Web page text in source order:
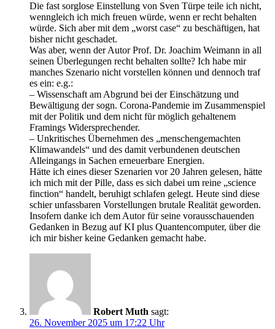
Die fast sorglose Einstellung von Sven Türpe teile ich nicht,
wenngleich ich mich freuen würde, wenn er recht behalten
würde. Sich aber mit dem „worst case“ zu beschäftigen, hat
bisher nicht geschadet.
Was aber, wenn der Autor Prof. Dr. Joachim Weimann in all
seinen Überlegungen recht behalten sollte? Ich habe mir
manches Szenario nicht vorstellen können und dennoch traf
es ein: e.g.:
– Wissenschaft am Abgrund bei der Einschätzung und
Bewältigung der sogn. Corona-Pandemie im Zusammenspiel
mit der Politik und dem nicht für möglich gehaltenem
Framings Widersprechender.
– Unkritisches Übernehmen des „menschengemachten
Klimawandels“ und des damit verbundenen deutschen
Alleingangs in Sachen erneuerbare Energien.
Hätte ich eines dieser Szenarien vor 20 Jahren gelesen, hätte
ich mich mit der Pille, dass es sich dabei um reine „science
finction“ handelt, beruhigt schlafen gelegt. Heute sind diese
schier unfassbaren Vorstellungen brutale Realität geworden.
Insofern danke ich dem Autor für seine vorausschauenden
Gedanken in Bezug auf KI plus Quantencomputer, über die
ich mir bisher keine Gedanken gemacht habe.
Robert Muth sagt:
26. November 2025 um 17:22 Uhr